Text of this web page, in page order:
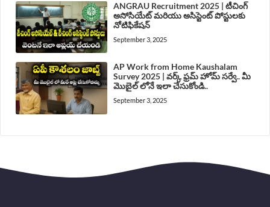
ANGRAU Recruitment 2025 | టీచింగ్
అసోసియేట్ మరియు అసిస్టెంట్ పోస్టులకు
నోటిఫికేషన్
September 3, 2025
AP Work from Home Kaushalam
Survey 2025 | వర్క్ ఫ్రమ్ హోమ్ సర్వే.. మీ
మొబైల్ లోనే ఇలా చేసుకోండి..
September 3, 2025